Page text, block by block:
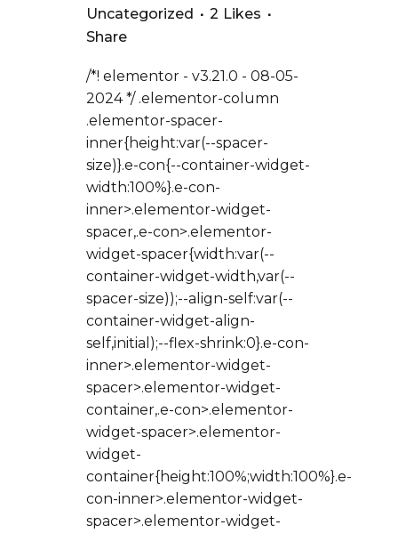
Uncategorized
2 Likes
Share
/*! elementor - v3.21.0 - 08-05-
2024 */ .elementor-column
.elementor-spacer-
inner{height:var(--spacer-
size)}.e-con{--container-widget-
width:100%}.e-con-
inner>.elementor-widget-
spacer,.e-con>.elementor-
widget-spacer{width:var(--
container-widget-width,var(--
spacer-size));--align-self:var(--
container-widget-align-
self,initial);--flex-shrink:0}.e-con-
inner>.elementor-widget-
spacer>.elementor-widget-
container,.e-con>.elementor-
widget-spacer>.elementor-
widget-
container{height:100%;width:100%}.e-
con-inner>.elementor-widget-
spacer>.elementor-widget-